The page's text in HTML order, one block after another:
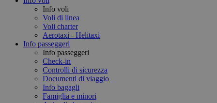
Info voli
Voli di linea
Voli charter
Aerotaxi - Helitaxi
Info passeggeri
Info passeggeri
Check-in
Controlli di sicurezza
Documenti di viaggio
Info bagagli
Famiglia e minori